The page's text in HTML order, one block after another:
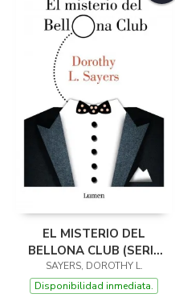
EL MISTERIO DEL
BELLONA CLUB (SERIE
LORD PETER WIMSEY)
SAYERS, DOROTHY L.
Disponibilidad inmediata.